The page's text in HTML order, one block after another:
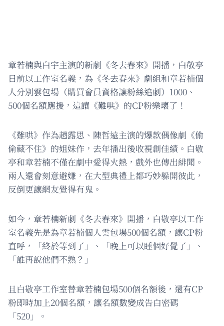
章若楠與白宇主演的新劇《冬去春來》開播，白敬亭
日前以工作室名義，為《冬去春來》劇組和章若楠個
人分別雲包場（購買會員資格讓粉絲追劇）1000、
500個名額應援，這讓《難哄》的CP粉樂壞了！
《難哄》作為趙露思、陳哲遠主演的爆款偶像劇《偷
偷藏不住》的姐妹作，去年播出後收視創佳績。白敬
亭和章若楠不僅在劇中愛得火熱，戲外也傳出緋聞。
兩人還會刻意避嫌，在大型典禮上都巧妙躲開彼此，
反倒更讓網友覺得有鬼。
如今，章若楠新劇《冬去春來》開播，白敬亭以工作
室名義先是為章若楠個人雲包場500個名額，讓CP粉
直呼，「終於等到了」、「晚上可以睡個好覺了」、
「誰再說他們不熟？」
且白敬亭工作室替章若楠包場500個名額後，還有CP
粉即時加上20個名額，讓名額數變成告白密碼
「520」。